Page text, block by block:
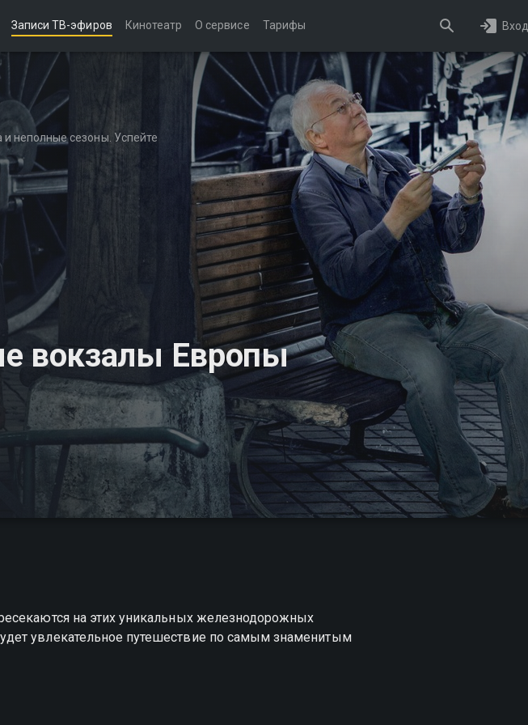
Записи ТВ-эфиров Кинотеатр О сервисе Тарифы Вход
неполные сезоны. Успейте
вокзалы Европы
на этих уникальных железнодорожных
увлекательное путешествие по самым знаменитым